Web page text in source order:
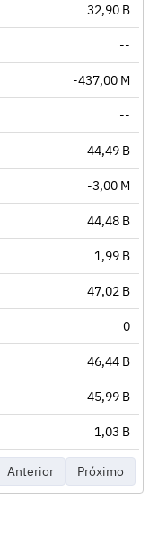
32,90 B
--
-437,00 M
--
44,49 B
-3,00 M
44,48 B
1,99 B
47,02 B
0
46,44 B
45,99 B
1,03 B
Anterior Próximo